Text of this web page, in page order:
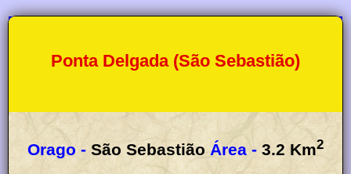
Ponta Delgada (São Sebastião)
Orago - São Sebastião Área - 3.2 Km2